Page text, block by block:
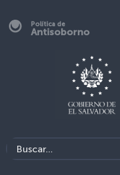
Política de
Antisoborno